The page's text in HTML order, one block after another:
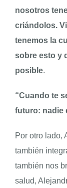
nosotros
criándolos.
tenemos la
sobre esto y
posible.
“Cuando te
futuro: nadie
Por otro lado,
también
también nos
salud,